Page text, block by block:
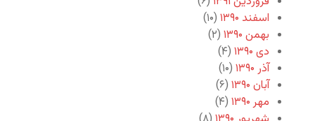
اسفند ۱۳۹۰
(۱۰)
بهمن ۱۳۹۰
(۲)
دی ۱۳۹۰
(۴)
آذر ۱۳۹۰
(۱۰)
آبان ۱۳۹۰
(۶)
مهر ۱۳۹۰
(۴)